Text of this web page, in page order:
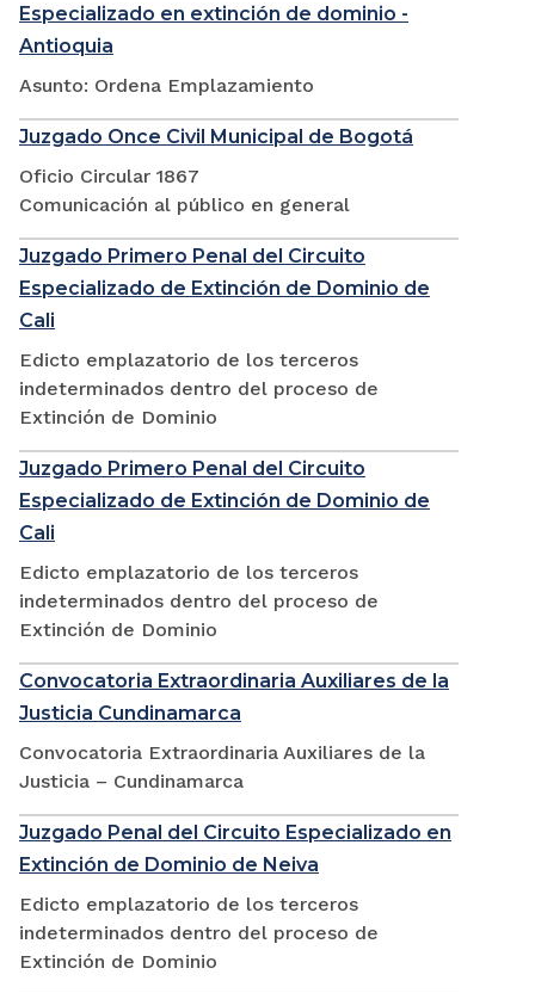
Especializado en extinción de dominio -
Antioquia
Asunto: Ordena Emplazamiento
Juzgado Once Civil Municipal de Bogotá
Oficio Circular 1867
Comunicación al público en general
Juzgado Primero Penal del Circuito
Especializado de Extinción de Dominio de
Cali
Edicto emplazatorio de los terceros
indeterminados dentro del proceso de
Extinción de Dominio
Juzgado Primero Penal del Circuito
Especializado de Extinción de Dominio de
Cali
Edicto emplazatorio de los terceros
indeterminados dentro del proceso de
Extinción de Dominio
Convocatoria Extraordinaria Auxiliares de la
Justicia Cundinamarca
Convocatoria Extraordinaria Auxiliares de la
Justicia – Cundinamarca
Juzgado Penal del Circuito Especializado en
Extinción de Dominio de Neiva
Edicto emplazatorio de los terceros
indeterminados dentro del proceso de
Extinción de Dominio